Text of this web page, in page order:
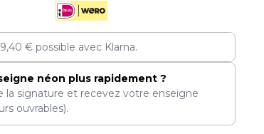
€ possible avec Klarna.
néon plus rapidement ?
la signature et recevez votre enseigne
ouvrables).